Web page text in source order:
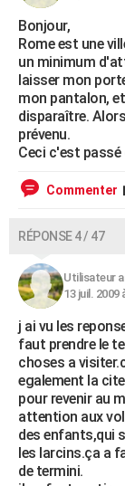
Bonjour,
Rome est une
un minimum
laisser mon
mon pantalon,
disparaître.
prévenu.
Ceci c'est passé
Commenter
RÉPONSE 4 / 47
Utilisateur
13 juil. 2009
j ai vu les
faut prendre le
choses a
egalement la
pour revenir au
attention aux
des enfants,qui
les larcins.ça a
de termini.